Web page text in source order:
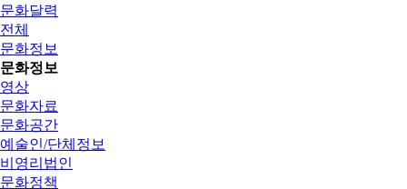
문화달력
전체
문화정보
문화정보
영상
문화자료
문화공간
예술인/단체정보
비영리법인
문화정책